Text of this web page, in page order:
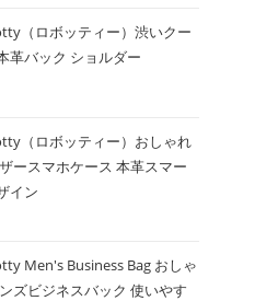
（ロボッティー）渋いクー
革バック ショルダー
（ロボッティー）おしゃれ
ースマホケース 本革スマー
イン
Men's Business Bag おしゃ
ズビジネスバック 使いやす